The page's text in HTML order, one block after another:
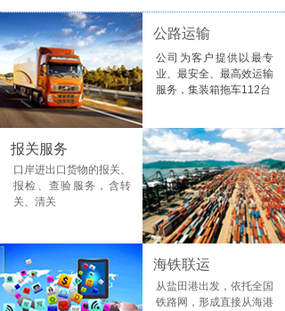
公路运输
公司为客户提供以最专
业、最安全、最高效运输
服务，集装箱拖车112台
报关服务
口岸进出口货物的报关、
报检、查验服务，含转
关、清关
海铁联运
从盐田港出发，依托全国
铁路网，形成直接从海港